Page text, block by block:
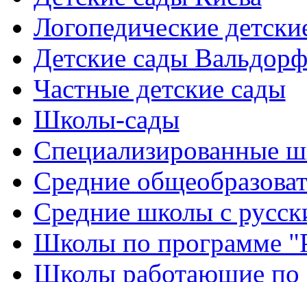
Логопедические
Детские сады
Частные детские сады
Школы-сады
Cпециализированные
Cредние
Средние школы с
Школы по программе
Школы работающие по